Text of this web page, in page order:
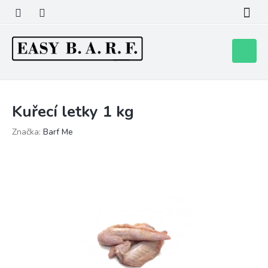
obsah
košík
Kuřecí letky 1 kg
Značka: Barf Me